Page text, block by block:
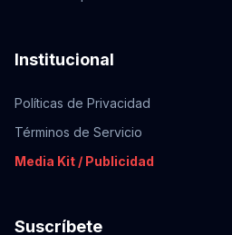
Institucional
Políticas de Privacidad
Términos de Servicio
Media Kit / Publicidad
Suscríbete